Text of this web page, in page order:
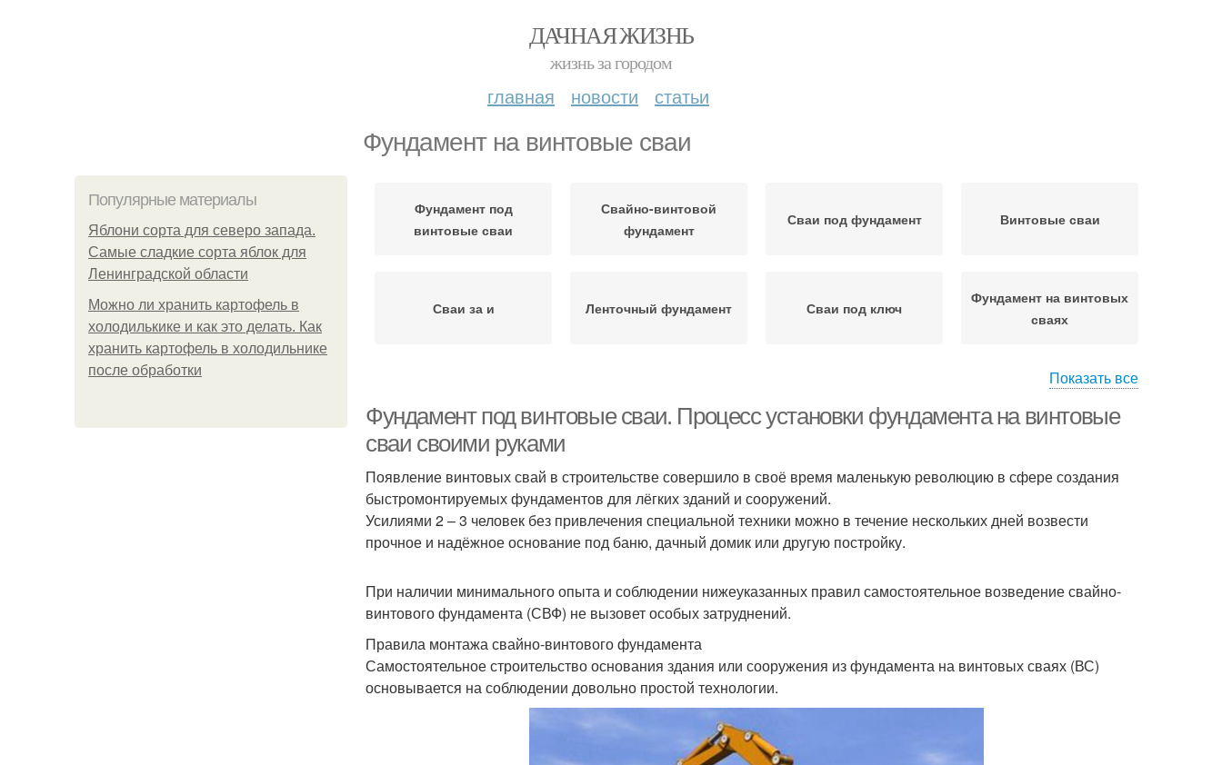
ДАЧНАЯ ЖИЗНЬ
жизнь за городом
главная новости статьи
Фундамент на винтовые сваи
Популярные материалы
Яблони сорта для северо запада.
Самые сладкие сорта яблок для
Ленинградской области
Можно ли хранить картофель в
холодилькике и как это делать. Как
хранить картофель в холодильнике
после обработки
Фундамент под
винтовые сваи
Свайно-винтовой
фундамент
Сваи под фундамент Винтовые сваи
Сваи за и Ленточный фундамент Сваи под ключ
Фундамент на винтовых
сваях
Показать все
Фундамент под винтовые сваи. Процесс установки фундамента на винтовые
сваи своими руками
Появление винтовых свай в строительстве совершило в своё время маленькую революцию в сфере создания
быстромонтируемых фундаментов для лёгких зданий и сооружений.
Усилиями 2 – 3 человек без привлечения специальной техники можно в течение нескольких дней возвести
прочное и надёжное основание под баню, дачный домик или другую постройку.
При наличии минимального опыта и соблюдении нижеуказанных правил самостоятельное возведение свайно-
винтового фундамента (СВФ) не вызовет особых затруднений.
Правила монтажа свайно-винтового фундамента
Самостоятельное строительство основания здания или сооружения из фундамента на винтовых сваях (ВС)
основывается на соблюдении довольно простой технологии.